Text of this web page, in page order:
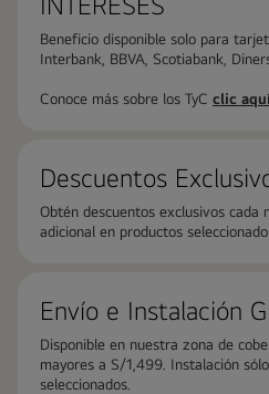
Beneficio disponible solo para
Interbank, BBVA, Scotiabank,
Conoce más sobre los TyC clic
Descuentos
Obtén descuentos exclusivos cada
adicional en productos
Envío e Instalación
Disponible en nuestra zona de
mayores a S/1,499. Instalación
seleccionados.